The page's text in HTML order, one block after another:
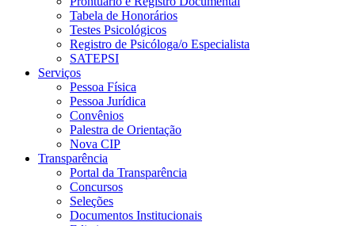
Tabela de Honorários
Testes Psicológicos
Registro de Psicóloga/o Especialista
SATEPSI
Serviços
Pessoa Física
Pessoa Jurídica
Convênios
Palestra de Orientação
Nova CIP
Transparência
Portal da Transparência
Concursos
Seleções
Documentos Institucionais